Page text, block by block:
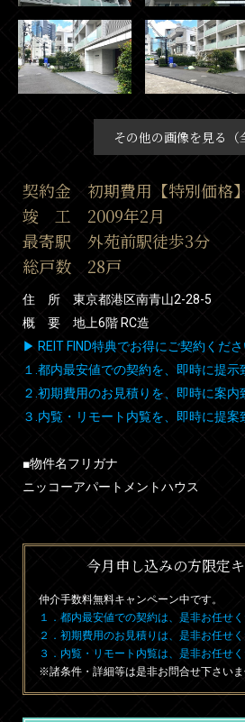
その他の画像を見る（
契約金 初期費用【特別価格】
竣 工 2009年2月
最寄駅 外苑前駅徒歩3分
総戸数 28戸
住 所 東京都港区南青山2-28-5
概 要 地上6階 RC造
▶ REIT FIND特典でお得にご契約くださ
１.都内最安値での契約を、即時に提示
２.初期費用のお見積りを、即時に案内
３.内覧・リモート内覧を、即時に提案
■物件名フリガナ
ニッコーアパートメントハウス
今月申し込みの方限定
仲介手数料無料キャンペーン中です。
１．都内最安値での契約は、是非お任せく
２．初期費用のお見積りは、是非お任せく
３．内覧・リモート内覧は、是非お任せく
※諸条件・詳細等は是非お問合せ下さいま